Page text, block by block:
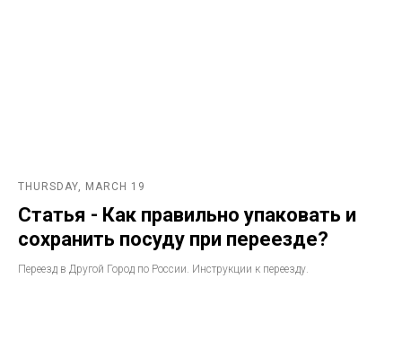
THURSDAY, MARCH 19
Статья - Как правильно упаковать и
сохранить посуду при переезде?
Переезд в Другой Город по России. Инструкции к переезду.